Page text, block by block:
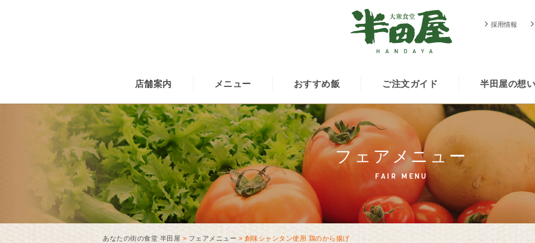
採用情報
店舗案内 メニュー おすすめ飯 ご注文ガイド 半田屋の想い
フェアメニュー
FAIR MENU
あなたの街の食堂 半田屋 > フェアメニュー > 創味シャンタン使用 鶏のから揚げ